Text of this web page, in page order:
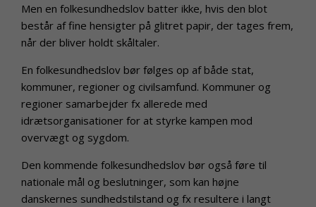
Men en folkesundhedslov batter ikke, hvis den blot
består af fine hensigter på glitret papir, der tages frem,
når der bliver holdt skåltaler.
En folkesundhedslov bør følges op af både stat,
kommuner, regioner og civilsamfund. Kommuner og
regioner samarbejder fx allerede med
idrætsorganisationer for at styrke kampen mod
overvægt og sygdom.
Den kommende folkesundhedslov bør også føre til
nationale mål og beslutninger, som kan højne
danskernes sundhedstilstand og fx resultere i langt